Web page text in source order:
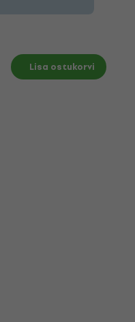
Lisa ostukorvi